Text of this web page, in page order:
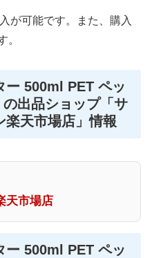
が可能です。また、購入
。
ー 500ml PET ペッ
出品ショップ「サ
楽天市場店」情報
天市場店
ー 500ml PET ペッ